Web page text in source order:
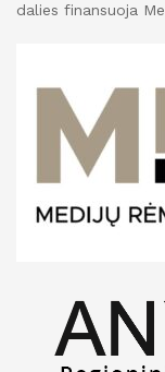
dalies finansuoja